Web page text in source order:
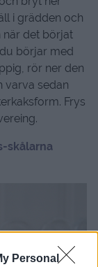
Personal
i grädden och
när det börjat
börjar med
rör ner den
varva sedan
Frys
skålarna